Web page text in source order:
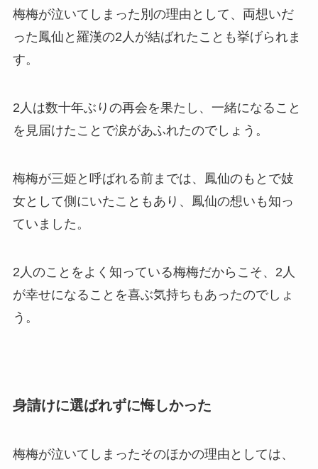
梅梅が泣いてしまった別の理由として、両想いだ
った鳳仙と羅漢の2人が結ばれたことも挙げられま
す。
2人は数十年ぶりの再会を果たし、一緒になること
を見届けたことで涙があふれたのでしょう。
梅梅が三姫と呼ばれる前までは、鳳仙のもとで妓
女として側にいたこともあり、鳳仙の想いも知っ
ていました。
2人のことをよく知っている梅梅だからこそ、2人
が幸せになることを喜ぶ気持ちもあったのでしょ
う。
身請けに選ばれずに悔しかった
梅梅が泣いてしまったそのほかの理由としては、